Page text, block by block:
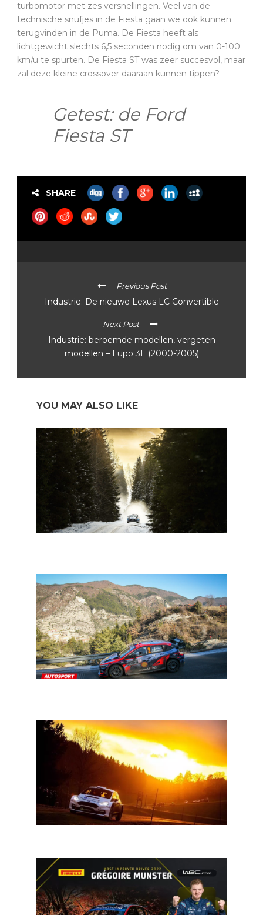
turbomotor met zes versnellingen. Veel van de
technische snufjes in de Fiesta gaan we ook kunnen
terugvinden in de Puma. De Fiesta heeft als
lichtgewicht slechts 6,5 seconden nodig om van 0-100
km/u te spurten. De Fiesta ST was zeer succesvol, maar
zal deze kleine crossover daaraan kunnen tippen?
Getest: de Ford
Fiesta ST
SHARE
Previous Post
Industrie: De nieuwe Lexus LC Convertible
Next Post
Industrie: beroemde modellen, vergeten
modellen – Lupo 3L (2000-2005)
YOU MAY ALSO LIKE